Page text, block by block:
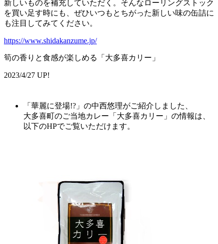
新しいものを補充していただく。そんなローリングストック
を買い足す時にも、ぜひいつもとちがった新しい味の缶詰に
も注目してみてください。
https://www.shidakanzume.jp/
筍の香りと食感が楽しめる「大多喜カリー」
2023/4/27 UP!
「華麗に登場!?」の中西悠理がご紹介しました、
大多喜町のご当地カレー「 大多喜カリー」の情報は、
以下のHPでご覧いただけます。